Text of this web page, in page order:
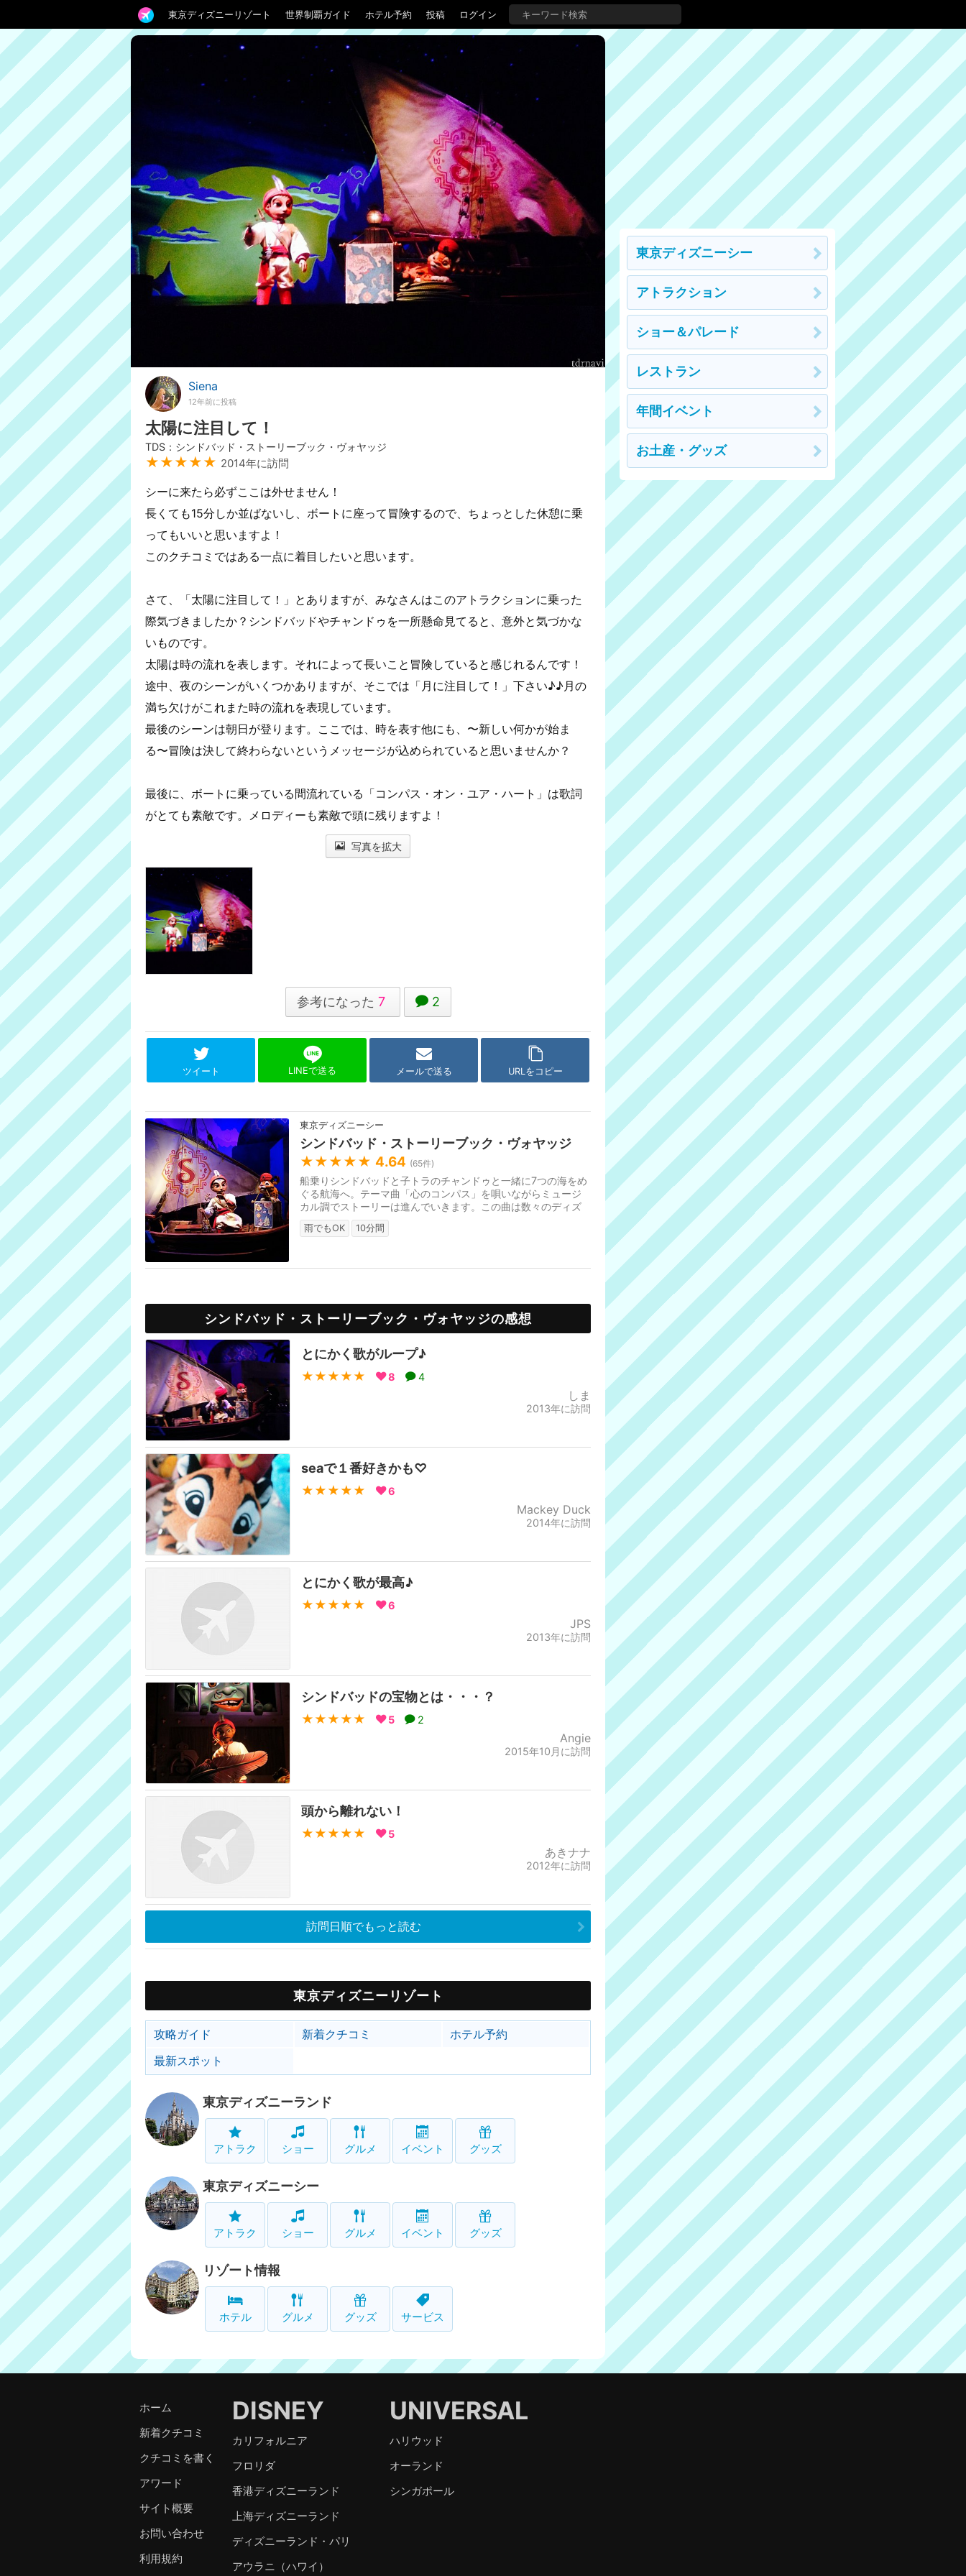
東京ディズニーリゾート 世界制覇ガイド ホテル予約 投稿 ログイン
Siena
12年前に投稿
太陽に注目して！
TDS：シンドバッド・ストーリーブック・ヴォヤッジ
★★★★★ 2014年に訪問
シーに来たら必ずここは外せません！
長くても15分しか並ばないし、ボートに座って冒険するので、ちょっとした休憩に乗
ってもいいと思いますよ！
このクチコミではある一点に着目したいと思います。
さて、「太陽に注目して！」とありますが、みなさんはこのアトラクションに乗った
際気づきましたか？シンドバッドやチャンドゥを一所懸命見てると、意外と気づかな
いものです。
太陽は時の流れを表します。それによって長いこと冒険していると感じれるんです！
途中、夜のシーンがいくつかありますが、そこでは「月に注目して！」下さい♪♪月の
満ち欠けがこれまた時の流れを表現しています。
最後のシーンは朝日が登ります。ここでは、時を表す他にも、〜新しい何かが始ま
る〜冒険は決して終わらないというメッセージが込められていると思いませんか？
最後に、ボートに乗っている間流れている「コンパス・オン・ユア・ハート」は歌詞
がとても素敵です。メロディーも素敵で頭に残りますよ！
写真を拡大
参考になった 7 2
ツイート LINEで送る メールで送る URLをコピー
東京ディズニーシー
シンドバッド・ストーリーブック・ヴォヤッジ
★★★★★ 4.64 (65件)
船乗りシンドバッドと子トラのチャンドゥと一緒に7つの海をめ
ぐる航海へ。テーマ曲「心のコンパス」を唄いながらミュージ
カル調でストーリーは進んでいきます。この曲は数々のディズ
ニー映画やミュージカルの作曲...
雨でもOK 10分間
シンドバッド・ストーリーブック・ヴォヤッジの感想
とにかく歌がループ♪
★★★★★ 8 4
しま
2013年に訪問
seaで１番好きかも♡
★★★★★ 6
Mackey Duck
2014年に訪問
とにかく歌が最高♪
★★★★★ 6
JPS
2013年に訪問
シンドバッドの宝物とは・・・？
★★★★★ 5 2
Angie
2015年10月に訪問
頭から離れない！
★★★★★ 5
あきナナ
2012年に訪問
訪問日順でもっと読む
東京ディズニーリゾート
攻略ガイド 新着クチコミ
ホテル予約
最新スポット
東京ディズニーランド
アトラク ショー グルメ イベント グッズ
東京ディズニーシー
アトラク ショー グルメ イベント グッズ
リゾート情報
ホテル グルメ グッズ サービス
東京ディズニーシー
アトラクション
ショー＆パレード
レストラン
年間イベント
お土産・グッズ
ホーム
新着クチコミ
クチコミを書く
アワード
サイト概要
お問い合わせ
利用規約
DISNEY
カリフォルニア
フロリダ
香港ディズニーランド
上海ディズニーランド
ディズニーランド・パリ
アウラニ（ハワイ）
UNIVERSAL
ハリウッド
オーランド
シンガポール